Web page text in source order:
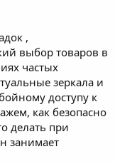
,
выбор товаров в
частых
зеркала и
доступу к
как безопасно
делать при
занимает